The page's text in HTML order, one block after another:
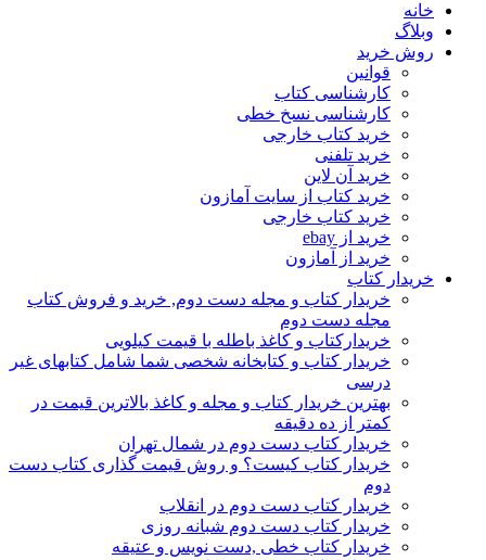
خانه
وبلاگ
روش خرید
قوانین
کارشناسی کتاب
کارشناسی نسخ خطی
خرید کتاب خارجی
خرید تلفنی
خرید آن لاین
خرید کتاب از سایت آمازون
خرید کتاب خارجی
خرید از ebay
خرید از آمازون
خریدار کتاب
خریدار کتاب و مجله دست دوم, خرید و فروش کتاب
مجله دست دوم
خریدارکتاب و کاغذ باطله با قیمت کیلویی
خریدار کتاب و کتابخانه شخصی شما شامل کتابهای غیر
درسی
بهترین خریدار کتاب و مجله و کاغذ بالاترین قیمت در
کمتر از ده دقیقه
خریدار کتاب دست دوم در شمال تهران
خریدار کتاب کیست؟ و روش قیمت گذاری کتاب دست
دوم
خریدار کتاب دست دوم در انقلاب
خریدار کتاب دست دوم شبانه روزی
خریدار کتاب خطی ,دست نویس و عتیقه